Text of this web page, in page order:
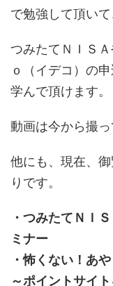
で勉強して頂いて
つみたてＮＩＳ
ｏ（イデコ）の
学んで頂けます。
動画は今から撮
他にも、現在、
りです。
・つみたてＮＩ
ミナー
・怖くない！あ
～ポイントサイ